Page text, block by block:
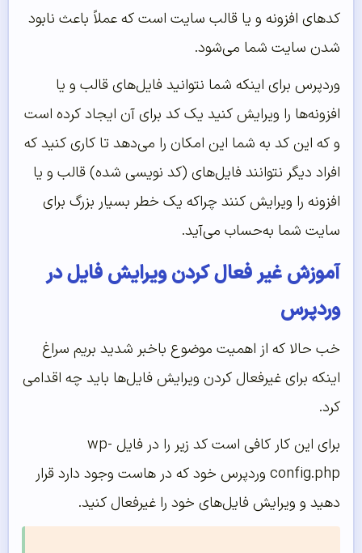
کدهای افزونه و یا قالب سایت است که عملاً باعث نابود
شدن سایت شما می‌شود.
وردپرس برای اینکه شما نتوانید فایل‌های قالب و یا
افزونه‌ها را ویرایش کنید یک کد برای آن ایجاد کرده است
و که این کد به شما این امکان را می‌دهد تا کاری کنید که
افراد دیگر نتوانند فایل‌های (کد نویسی شده) قالب و یا
افزونه را ویرایش کنند چراکه یک خطر بسیار بزرگ برای
سایت شما به‌حساب می‌آید.
آموزش غیر فعال کردن ویرایش فایل در
وردپرس
خب حالا که از اهمیت موضوع باخبر شدید بریم سراغ
اینکه برای غیرفعال کردن ویرایش فایل‌ها باید چه اقدامی
کرد.
برای این کار کافی است کد زیر را در فایل wp-
config.php وردپرس خود که در هاست وجود دارد قرار
دهید و ویرایش فایل‌های خود را غیرفعال کنید.